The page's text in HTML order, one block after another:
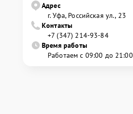
Адрес
г. Уфа, Российская ул., 23
Контакты
+7 (347) 214-93-84
Время работы
Работаем с 09:00 до 21:00